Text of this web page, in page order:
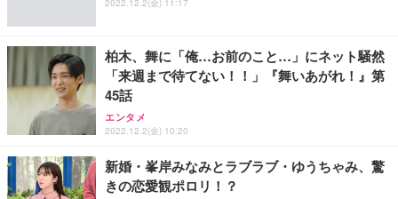
柏木、舞に「俺…お前のこと…」にネット騒然
「来週まで待てない！！」『舞いあがれ！』第
45話
エンタメ
2022.12.2(金) 10:20
新婚・峯岸みなみとラブラブ・ゆうちゃみ、驚
きの恋愛観ポロリ！？